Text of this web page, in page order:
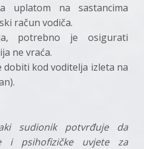
uplatom na sastancima
račun vodiča.
potrebno je osigurati
ne vraća.
dobiti kod voditelja izleta na
sudionik potvrđuje da
i psihofizičke uvjete za